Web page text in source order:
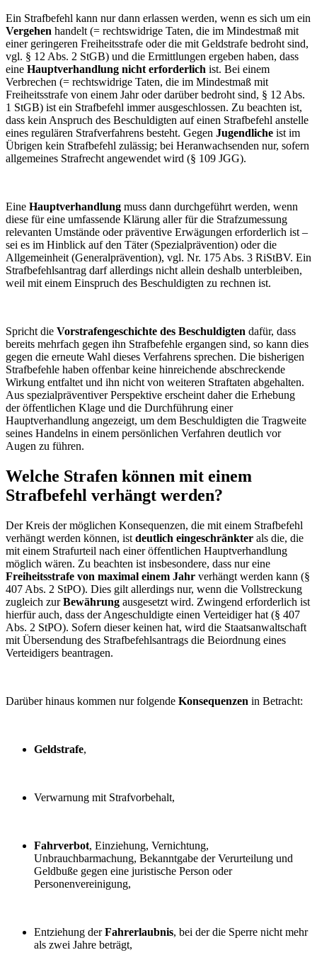
Ein Strafbefehl kann nur dann erlassen werden, wenn es sich um ein
Vergehen handelt (= rechtswidrige Taten, die im Mindestmaß mit
einer geringeren Freiheitsstrafe oder die mit Geldstrafe bedroht sind,
vgl. § 12 Abs. 2 StGB) und die Ermittlungen ergeben haben, dass
eine Hauptverhandlung nicht erforderlich ist. Bei einem
Verbrechen (= rechtswidrige Taten, die im Mindestmaß mit
Freiheitsstrafe von einem Jahr oder darüber bedroht sind, § 12 Abs.
1 StGB) ist ein Strafbefehl immer ausgeschlossen. Zu beachten ist,
dass kein Anspruch des Beschuldigten auf einen Strafbefehl anstelle
eines regulären Strafverfahrens besteht. Gegen Jugendliche ist im
Übrigen kein Strafbefehl zulässig; bei Heranwachsenden nur, sofern
allgemeines Strafrecht angewendet wird (§ 109 JGG).
Eine Hauptverhandlung muss dann durchgeführt werden, wenn
diese für eine umfassende Klärung aller für die Strafzumessung
relevanten Umstände oder präventive Erwägungen erforderlich ist –
sei es im Hinblick auf den Täter (Spezialprävention) oder die
Allgemeinheit (Generalprävention), vgl. Nr. 175 Abs. 3 RiStBV. Ein
Strafbefehlsantrag darf allerdings nicht allein deshalb unterbleiben,
weil mit einem Einspruch des Beschuldigten zu rechnen ist.
Spricht die Vorstrafengeschichte des Beschuldigten dafür, dass
bereits mehrfach gegen ihn Strafbefehle ergangen sind, so kann dies
gegen die erneute Wahl dieses Verfahrens sprechen. Die bisherigen
Strafbefehle haben offenbar keine hinreichende abschreckende
Wirkung entfaltet und ihn nicht von weiteren Straftaten abgehalten.
Aus spezialpräventiver Perspektive erscheint daher die Erhebung
der öffentlichen Klage und die Durchführung einer
Hauptverhandlung angezeigt, um dem Beschuldigten die Tragweite
seines Handelns in einem persönlichen Verfahren deutlich vor
Augen zu führen.
Welche Strafen können mit einem
Strafbefehl verhängt werden?
Der Kreis der möglichen Konsequenzen, die mit einem Strafbefehl
verhängt werden können, ist deutlich eingeschränkter als die, die
mit einem Strafurteil nach einer öffentlichen Hauptverhandlung
möglich wären. Zu beachten ist insbesondere, dass nur eine
Freiheitsstrafe von maximal einem Jahr verhängt werden kann (§
407 Abs. 2 StPO). Dies gilt allerdings nur, wenn die Vollstreckung
zugleich zurBewährung ausgesetzt wird. Zwingend erforderlich ist
hierfür auch, dass der Angeschuldigte einen Verteidiger hat (§ 407
Abs. 2 StPO). Sofern dieser keinen hat, wird die Staatsanwaltschaft
mit Übersendung des Strafbefehlsantrags die Beiordnung eines
Verteidigers beantragen.
Darüber hinaus kommen nur folgende Konsequenzen in Betracht:
Geldstrafe,
Verwarnung mit Strafvorbehalt,
Fahrverbot, Einziehung, Vernichtung,
Unbrauchbarmachung, Bekanntgabe der Verurteilung und
Geldbuße gegen eine juristische Person oder
Personenvereinigung,
Entziehung derFahrerlaubnis, bei der die Sperre nicht mehr
als zwei Jahre beträgt,